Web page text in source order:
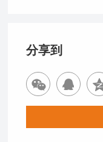
分享到